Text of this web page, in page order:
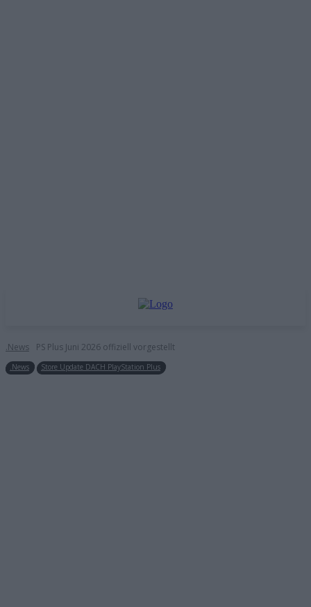
.News PS Plus Juni 2026 offiziell vorgestellt
.News Store Update DACH PlayStation Plus